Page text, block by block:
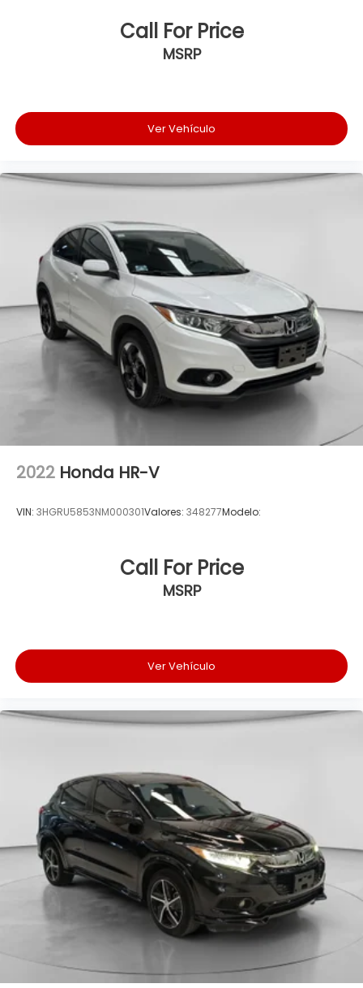
Call For Price
MSRP
Ver Vehículo
2022 Honda HR-V
VIN: 3HGRU5853NM000301Valores: 348277Modelo:
Call For Price
MSRP
Ver Vehículo